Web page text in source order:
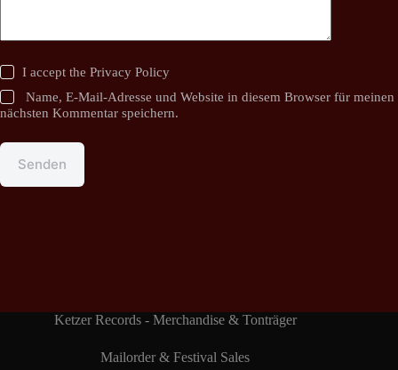
I accept thePrivacy Policy
Name, E-Mail-Adresse und Website in diesem Browser für meinen
nächsten Kommentar speichern.
Senden
Ketzer Records - Merchandise & Tonträger
Mailorder & Festival Sales